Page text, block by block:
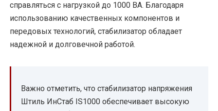
справляться с нагрузкой до 1000 ВА. Благодаря
использованию качественных компонентов и
передовых технологий, стабилизатор обладает
надежной и долговечной работой.
Важно отметить, что стабилизатор напряжения
Штиль ИнСтаб IS1000 обеспечивает высокую